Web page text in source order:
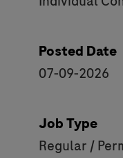
Posted Date
07-09-2026
Job Type
Regular /